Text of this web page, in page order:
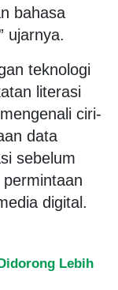
bahasa
ujarnya.
teknologi
literasi
ciri-
data
sebelum
digital.
Lebih